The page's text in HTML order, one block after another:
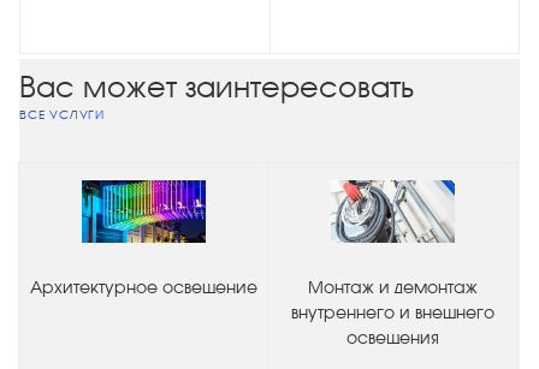
Вас может заинтересовать
ВСЕ УСЛУГИ
Архитектурное освещение
Монтаж и демонтаж
внутреннего и внешнего
освещения